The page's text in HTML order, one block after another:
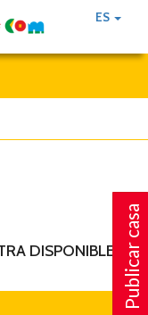
ES
Publicar casa
DISPONIBLE.